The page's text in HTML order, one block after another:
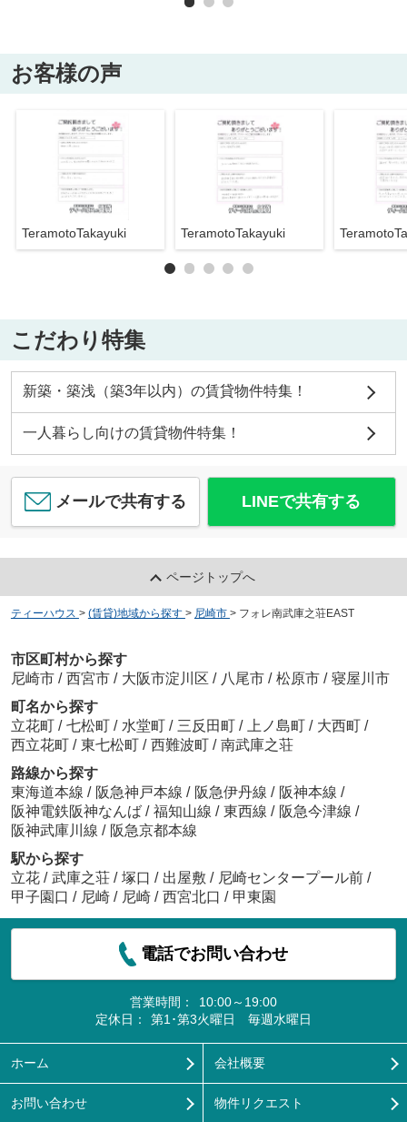
お客様の声
TeramotoTakayuki TeramotoTakayuki
こだわり特集
新築・築浅（築3年以内）の賃貸物件特集！
一人暮らし向けの賃貸物件特集！
メールで共有する LINEで共有する
ページトップへ
ティーハウス > (賃貸)地域から探す > 尼崎市 > フォレ南武庫之荘EAST
市区町村から探す
尼崎市 / 西宮市 / 大阪市淀川区 / 八尾市 / 松原市 / 寝屋川市
町名から探す
立花町 / 七松町 / 水堂町 / 三反田町 / 上ノ島町 / 大西町 /
西立花町 / 東七松町 / 西難波町 / 南武庫之荘
路線から探す
東海道本線 / 阪急神戸本線 / 阪急伊丹線 / 阪神本線 /
阪神電鉄阪神なんば / 福知山線 / 東西線 / 阪急今津線 /
阪神武庫川線 / 阪急京都本線
駅から探す
立花 / 武庫之荘 / 塚口 / 出屋敷 / 尼崎センタープール前 /
甲子園口 / 尼崎 / 尼崎 / 西宮北口 / 甲東園
電話でお問い合わせ
営業時間：
10:00～19:00
定休日：
第1･第3火曜日 毎週水曜日
ホーム 会社概要
お問い合わせ 物件リクエスト